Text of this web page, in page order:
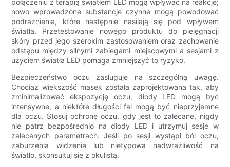
połączeniu z terapią światłem LED mogą wpływać na reakcje;
nowo wprowadzone substancje czynne mogą powodować
podrażnienia, które następnie nasilają się pod wpływem
światła. Przetestowanie nowego produktu do pielęgnacji
skóry przed jego szerokim zastosowaniem oraz zachowanie
odstępu między silnymi zabiegami miejscowymi a sesjami z
użyciem światła LED pomaga zmniejszyć to ryzyko.
Bezpieczeństwo oczu zasługuje na szczególną uwagę.
Chociaż większość masek została zaprojektowana tak, aby
zminimalizować ekspozycję oczu, diody LED mogą być
intensywne, a niektóre długości fal mogą być nieprzyjemne
dla oczu. Stosuj ochronę oczu, gdy jest to zalecane, nigdy
nie patrz bezpośrednio na diody LED i utrzymuj sesje w
zalecanych parametrach. Jeśli po sesji wystąpi ból oczu,
zaburzenia widzenia lub nietypowa nadwrażliwość na
światło, skonsultuj się z okulistą.